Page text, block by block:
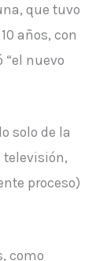
que tuvo
años, con
“el nuevo
solo de la
televisión,
proceso)
como